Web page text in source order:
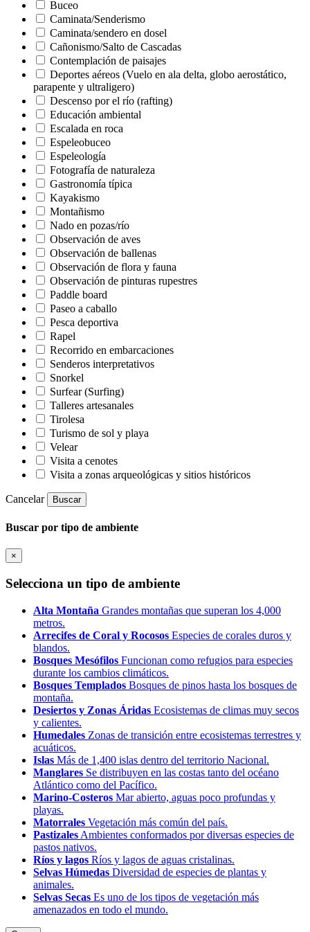
Buceo
Caminata/Senderismo
Caminata/sendero en dosel
Cañonismo/Salto de Cascadas
Contemplación de paisajes
Deportes aéreos (Vuelo en ala delta, globo aerostático,
parapente y ultraligero)
Descenso por el río (rafting)
Educación ambiental
Escalada en roca
Espeleobuceo
Espeleología
Fotografía de naturaleza
Gastronomía típica
Kayakismo
Montañismo
Nado en pozas/río
Observación de aves
Observación de ballenas
Observación de flora y fauna
Observación de pinturas rupestres
Paddle board
Paseo a caballo
Pesca deportiva
Rapel
Recorrido en embarcaciones
Senderos interpretativos
Snorkel
Surfear (Surfing)
Talleres artesanales
Tirolesa
Turismo de sol y playa
Velear
Visita a cenotes
Visita a zonas arqueológicas y sitios históricos
Cancelar Buscar
Buscar por tipo de ambiente
×
Selecciona un tipo de ambiente
Alta Montaña Grandes montañas que superan los 4,000
metros.
Arrecifes de Coral y Rocosos Especies de corales duros y
blandos.
Bosques Mesófilos Funcionan como refugios para especies
durante los cambios climáticos.
Bosques Templados Bosques de pinos hasta los bosques de
montaña.
Desiertos y Zonas Áridas Ecosistemas de climas muy secos
y calientes.
Humedales Zonas de transición entre ecosistemas terrestres y
acuáticos.
Islas Más de 1,400 islas dentro del territorio Nacional.
Manglares Se distribuyen en las costas tanto del océano
Atlántico como del Pacífico.
Marino-Costeros Mar abierto, aguas poco profundas y
playas.
Matorrales Vegetación más común del país.
Pastizales Ambientes conformados por diversas especies de
pastos nativos.
Ríos y lagos Ríos y lagos de aguas cristalinas.
Selvas Húmedas Diversidad de especies de plantas y
animales.
Selvas Secas Es uno de los tipos de vegetación más
amenazados en todo el mundo.